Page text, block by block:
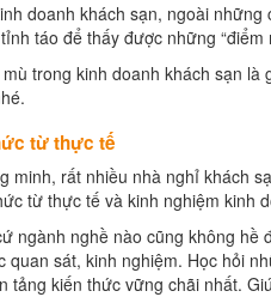
doanh khách sạn, ngoài
táo để thấy được những
trong kinh doanh khách sạn
từ thực tế
minh, rất nhiều nhà nghỉ khách
từ thực tế và kinh nghiệm kinh
ngành nghề nào cũng không
quan sát, kinh nghiệm. Học hỏi
tảng kiến thức vững chãi nhất.